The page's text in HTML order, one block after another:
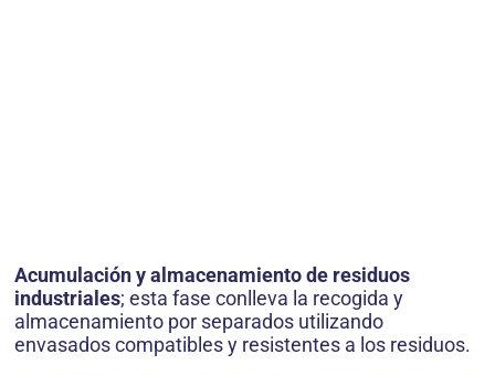
Acumulación y almacenamiento de residuos
industriales; esta fase conlleva la recogida y
almacenamiento por separados utilizando
envasados compatibles y resistentes a los residuos.